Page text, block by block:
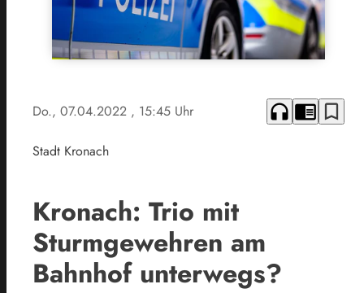
Do., 07.04.2022 , 15:45 Uhr headphones chrome_reader_mode bookmark_border
Stadt Kronach
Kronach: Trio mit
Sturmgewehren am
Bahnhof unterwegs?